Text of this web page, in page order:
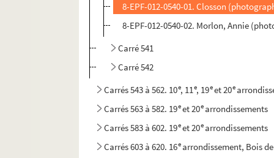
8-EPF-012-0540-01. Closson
8-EPF-012-0540-02. Morlon, Annie
Carré 541
Carré 542
Carrés 543 à 562. 10e, 11e, 19eet 20e
Carrés 563 à 582. 19eet 20earrondissements
Carrés 583 à 602. 19eet 20earrondissements
Carrés 603 à 620. 16earrondissement, Bois